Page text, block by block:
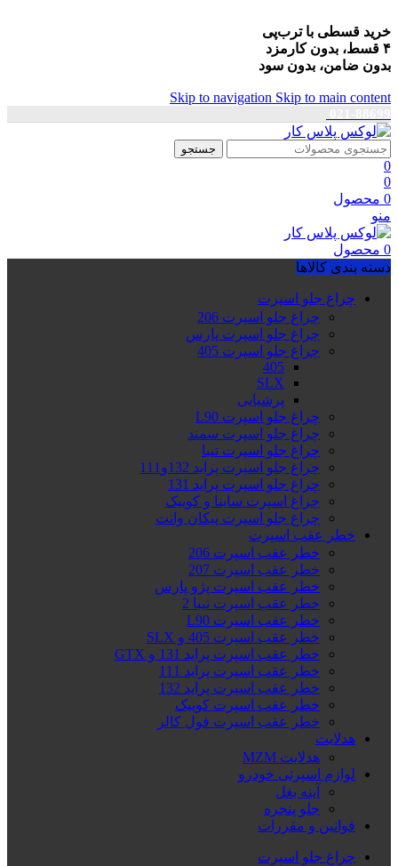
خرید قسطی با ترب‌پی
۴ قسط، بدون کارمزد
بدون ضامن، بدون سود
Skip to navigation Skip to main content
جستجو
0
0
0 محصول
منو
0 محصول
دسته بندی کالاها
چراغ جلو اسپرت
چراغ جلو اسپرت 206
چراغ جلو اسپرت پارس
چراغ جلو اسپرت 405
405
SLX
پرشیایی
چراغ جلو اسپرت L90
چراغ جلو اسپرت سمند
چراغ جلو اسپرت تیبا
چراغ جلو اسپرت پراید 132و111
چراغ جلو اسپرت پراید 131
چراغ اسپرت ساینا و کوییک
چراغ جلو اسپرت پیکان وانت
خطر عقب اسپرت
خطر عقب اسپرت 206
خطر عقب اسپرت 207
خطر عقب اسپرت پژو پارس
خطر عقب اسپرت تیبا 2
خطر عقب اسپرت L90
خطر عقب اسپرت 405 و SLX
خطر عقب اسپرت پراید 131 و GTX
خطر عقب اسپرت پراید 111
خطر عقب اسپرت پراید 132
خطر عقب اسپرت کوییک
خطر عقب اسپرت فول کالر
هدلایت
هدلایت MZM
لوازم اسپرتی خودرو
آینه بغل
جلو پنجره
قوانین و مقررات
چراغ جلو اسپرت